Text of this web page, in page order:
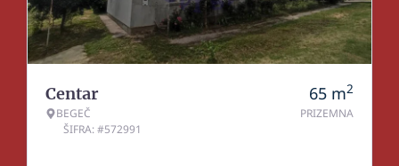
Centar
BEGEČ
ŠIFRA: #572991
65 m2
PRIZEMNA